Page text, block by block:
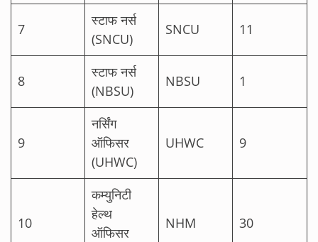
7
स्टाफ नर्स
(SNCU)
SNCU 11
8
स्टाफ नर्स
(NBSU)
NBSU 1
9
नर्सिंग
ऑफिसर
(UHWC)
UHWC 9
10
कम्युनिटी
हेल्थ
ऑफिसर
NHM 30